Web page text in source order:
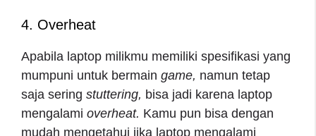
4. Overheat
Apabila laptop milikmu memiliki spesifikasi yang
mumpuni untuk bermain game, namun tetap
saja sering stuttering, bisa jadi karena laptop
mengalami overheat. Kamu pun bisa dengan
mudah mengetahui jika laptop mengalami